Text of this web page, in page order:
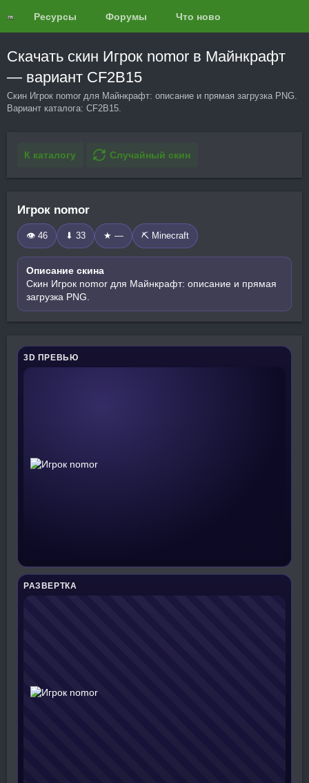
Ресурсы Форумы Что нового?
Скачать скин Игрок nomor в Майнкрафт
— вариант CF2B15
Скин Игрок nomor для Майнкрафт: описание и прямая загрузка PNG.
Вариант каталога: CF2B15.
К каталогу Случайный скин
Игрок nomor
👁 46 ⬇ 33 ★ — ⛏️ Minecraft
Описание скина
Скин Игрок nomor для Майнкрафт: описание и прямая
загрузка PNG.
3D ПРЕВЬЮ
РАЗВЕРТКА